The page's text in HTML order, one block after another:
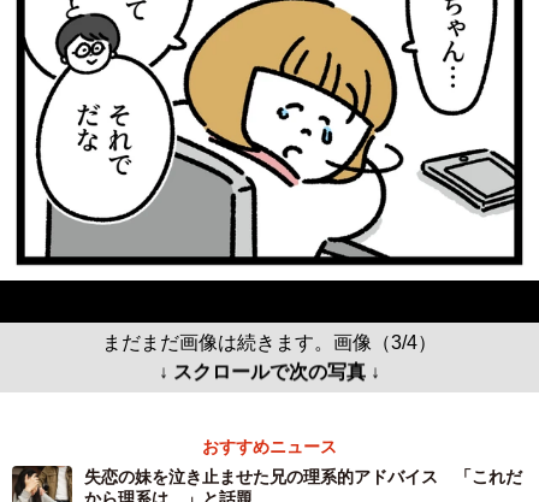
まだまだ画像は続きます。画像（3/4）
↓ スクロールで次の写真 ↓
おすすめニュース
失恋の妹を泣き止ませた兄の理系的アドバイス 「これだ